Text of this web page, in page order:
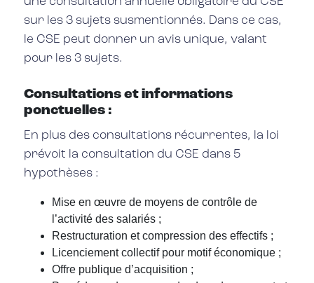
sur les 3 sujets susmentionnés. Dans ce cas,
le CSE peut donner un avis unique, valant
pour les 3 sujets.
Consultations et informations
ponctuelles :
En plus des consultations récurrentes, la loi
prévoit la consultation du CSE dans 5
hypothèses :
Mise en œuvre de moyens de contrôle de
l’activité des salariés ;
Restructuration et compression des effectifs ;
Licenciement collectif pour motif économique ;
Offre publique d’acquisition ;